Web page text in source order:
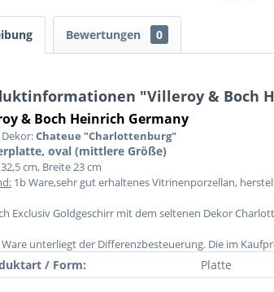
Bewertungen 0
"Villeroy & Boch
& Boch Heinrich Germany
Chateue "Charlottenburg"
oval (mittlere Größe)
cm, Breite 23 cm
1b Ware,sehr gut erhaltenes Vitrinenporzellan,
Exclusiv Goldgeschirr mit dem seltenen Dekor
Ware unterliegt der Differenzbesteuerung. Die im
/ Form: Platte